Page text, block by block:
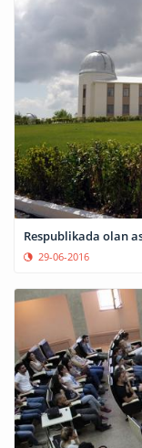
Respublikada olan
29-06-2016